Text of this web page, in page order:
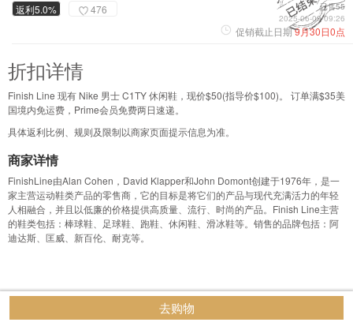
返利5.0% 476
已售55
2025-06-09 09:26
促销截止日期9月30日0点
折扣详情
Finish Line 现有 Nike 男士 C1TY 休闲鞋，现价$50(指导价$100)。 订单满$35美
国境内免运费，Prime会员免费两日速递。
具体返利比例、规则及限制以商家页面提示信息为准。
商家详情
FinishLine由Alan Cohen，David Klapper和John Domont创建于1976年，是一
家主营运动鞋类产品的零售商，它的目标是将它们的产品与现代充满活力的年轻
人相融合，并且以低廉的价格提供高质量、流行、时尚的产品。Finish Line主营
的鞋类包括：棒球鞋、足球鞋、跑鞋、休闲鞋、滑冰鞋等。销售的品牌包括：阿
迪达斯、匡威、新百伦、耐克等。
去购物